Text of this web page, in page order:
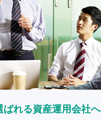
ばれる資産運用会社へ